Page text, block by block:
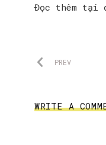
Đọc thêm tại
PREV
WRITE A